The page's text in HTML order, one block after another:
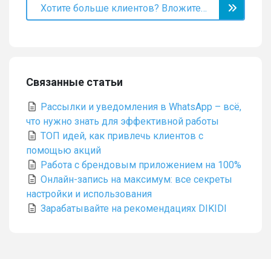
Хотите больше клиентов? Вложитесь в акции!
Связанные статьи
Рассылки и уведомления в WhatsApp – всё,
что нужно знать для эффективной работы
ТОП идей, как привлечь клиентов с
помощью акций
Работа с брендовым приложением на 100%
Онлайн-запись на максимум: все секреты
настройки и использования
Зарабатывайте на рекомендациях DIKIDI